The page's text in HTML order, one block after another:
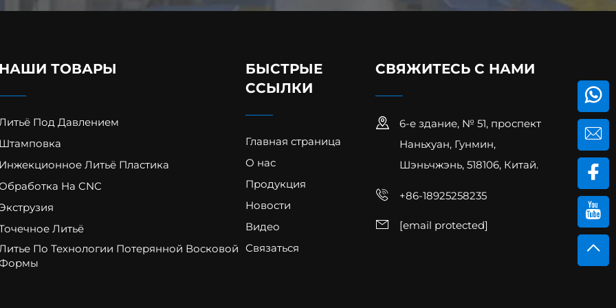
НАШИ ТОВАРЫ
Под Давлением
Штамповка
Инжекционное Литьё Пластика
На CNC
Литьё
По Технологии Потерянной Восковой
БЫСТРЫЕ
ССЫЛКИ
Главная страница
О нас
Продукция
Новости
Видео
Связаться
СВЯЖИТЕСЬ С НАМИ
6-е здание, № 51, проспект
Наньхуан, Гунмин,
Шэньчжэнь, 518106, Китай.
+86-18925258235
[email protected]